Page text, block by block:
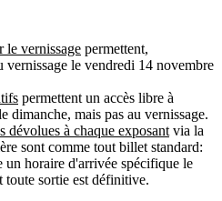
le vernissage permettent,
vernissage le vendredi 14 novembre
permettent un accès libre à
dimanche, mais pas au vernissage.
dévolues à chaque exposant via la
sont comme tout billet standard:
horaire d'arrivée spécifique le
toute sortie est définitive.